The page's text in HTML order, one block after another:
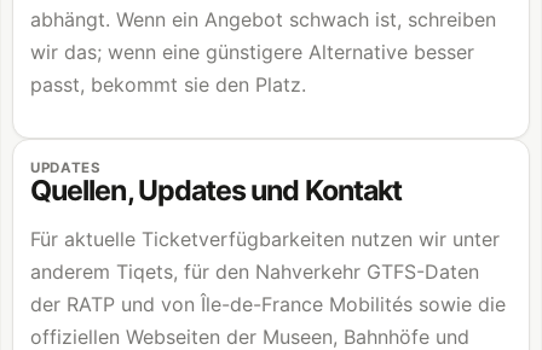
abhängt. Wenn ein Angebot schwach ist, schreiben
wir das; wenn eine günstigere Alternative besser
passt, bekommt sie den Platz.
UPDATES
Quellen, Updates und Kontakt
Für aktuelle Ticketverfügbarkeiten nutzen wir unter
anderem Tiqets, für den Nahverkehr GTFS-Daten
der RATP und von Île-de-France Mobilités sowie die
offiziellen Webseiten der Museen, Bahnhöfe und